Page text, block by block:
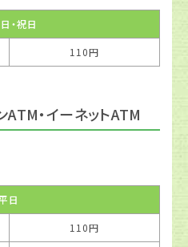
・祝日
110円
ATM・イーネットATM
日
110円